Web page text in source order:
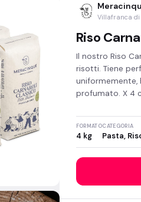
Villafranca di
Riso
Il nostro Riso
risotti. Tiene
uniformemente,
profumato. X 4
FORMATO
4 kg
CATEGORIA
Pasta,